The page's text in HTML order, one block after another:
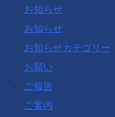
お知らせ
お知らせ
お知らせカテゴリー
お願い
ご報告
ご案内